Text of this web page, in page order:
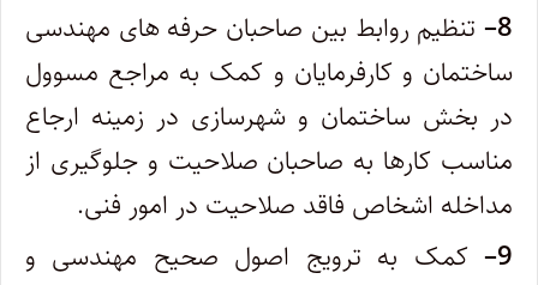
8
– تنظیم روابط بین صاحبان حرفه ‌های مهندسی
ساختمان و کارفرمایان و کمک به مراجع مسوول
در بخش ساختمان و شهرسازی در زمینه ارجاع
‌مناسب کارها به صاحبان صلاحیت و جلوگیری از
مداخله اشخاص فاقد صلاحیت در امور فنی.
9
–کمک به ترویج اصول صحیح مهندسی و